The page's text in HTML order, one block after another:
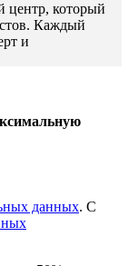
центр, который
Каждый
и
данных. С